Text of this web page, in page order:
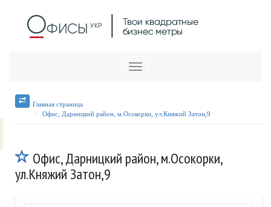
Меню
Главная страница
Офис, Дарницкий район, м.Осокорки, ул.Княжий Затон,9
Офис, Дарницкий район, м.Осокорки,
ул.Княжий Затон,9